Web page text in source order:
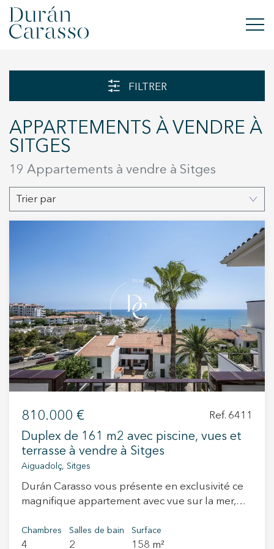
VENDRE
NOUVELLE CONSTRUCTION
INVESTISSEMENTS
+34 935 178 067
ES CA EN
FILTRER
APPARTEMENTS À VENDRE À
SITGES
19 Appartements à vendre à Sitges
Trier par
810.000 € Ref. 6411
Duplex de 161 m2 avec piscine, vues et
terrasse à vendre à Sitges
Aiguadolç, Sitges
Durán Carasso vous présente en exclusivité ce
magnifique appartement avec vue sur la mer,
Sitges. Certaines propriétés séduisent par leurs
caractéristiques, d'autres par les émotions
Chambres
4
Salles de bain
2
Surface
158 m²